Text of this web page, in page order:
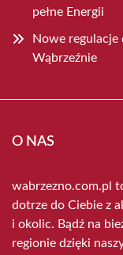
pełne Energii
Nowe
Wąbrzeźnie
O NAS
wabrzezno.com.pl
dotrze do Ciebie z
i okolic. Bądź na
regionie dzięki